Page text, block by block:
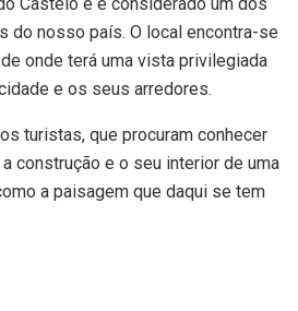
do nosso país. O local encontra-se
onde terá uma vista privilegiada
e os seus arredores.
turistas, que procuram conhecer
construção e o seu interior de uma
a paisagem que daqui se tem